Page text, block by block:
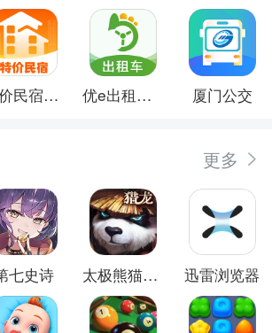
特价民宿预订 优e出租司机 厦门公交
更多
七史诗 太极熊猫3:猎龙 迅雷浏览器